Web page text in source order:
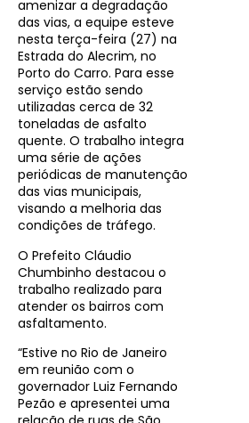
amenizar a degradação
das vias, a equipe esteve
nesta terça-feira (27) na
Estrada do Alecrim, no
Porto do Carro. Para esse
serviço estão sendo
utilizadas cerca de 32
toneladas de asfalto
quente. O trabalho integra
uma série de ações
periódicas de manutenção
das vias municipais,
visando a melhoria das
condições de tráfego.
O Prefeito Cláudio
Chumbinho destacou o
trabalho realizado para
atender os bairros com
asfaltamento.
“Estive no Rio de Janeiro
em reunião com o
governador Luiz Fernando
Pezão e apresentei uma